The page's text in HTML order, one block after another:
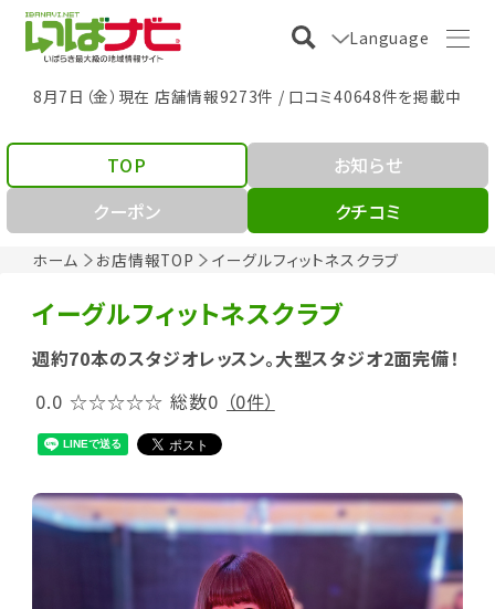
Language
8月7日（金）現在 店舗情報9273件 / 口コミ40648件を掲載中
ホーム お店情報TOP イーグルフィットネスクラブ
TOP
お知らせ
クーポン
クチコミ
イーグルフィットネスクラブ
週約70本のスタジオレッスン。大型スタジオ2面完備！
0.0 ☆☆☆☆☆ 総数0 （0件）